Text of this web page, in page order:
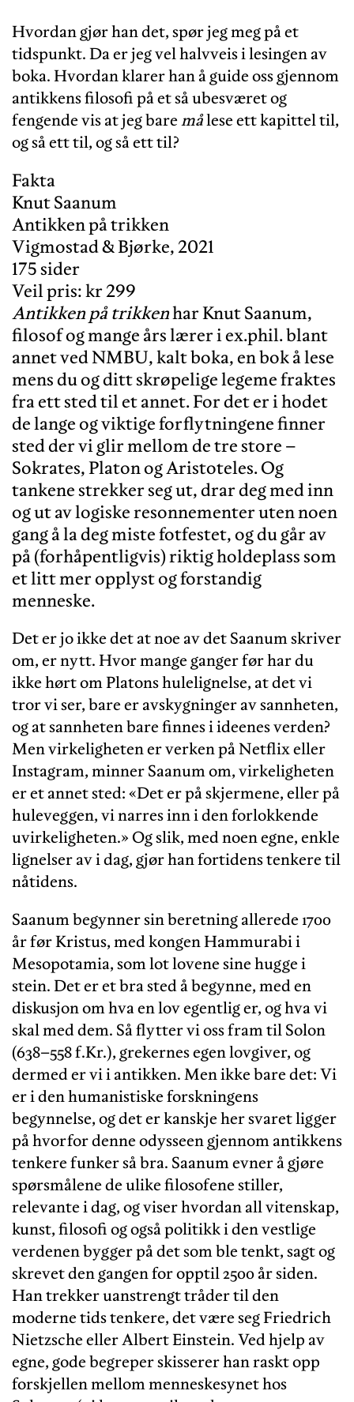
Hvordan gjør han det, spør jeg meg på et
tidspunkt. Da er jeg vel halvveis i lesingen av
boka. Hvordan klarer han å guide oss gjennom
antikkens filosofi på et så ubesværet og
fengende vis at jeg baremålese ett kapittel til,
og så ett til, og så ett til?
Fakta
Knut Saanum
Antikken på trikken
Vigmostad & Bjørke, 2021
175 sider
Veil pris: kr 299
Antikken på trikkenhar Knut Saanum,
filosof og mange års lærer i ex.phil. blant
annet ved NMBU, kalt boka, en bok å lese
mens du og ditt skrøpelige legeme fraktes
fra ett sted til et annet. For det er i hodet
de lange og viktige forflytningene finner
sted der vi glir mellom de tre store –
Sokrates, Platon og Aristoteles. Og
tankene strekker seg ut, drar deg med inn
og ut av logiske resonnementer uten noen
gang å la deg miste fotfestet, og du går av
på (forhåpentligvis) riktig holdeplass som
et litt mer opplyst og forstandig
menneske.
Det er jo ikke det at noe av det Saanum skriver
om, er nytt. Hvor mange ganger før har du
ikke hørt om Platons hulelignelse, at det vi
tror vi ser, bare er avskygninger av sannheten,
og at sannheten bare finnes i ideenes verden?
Men virkeligheten er verken på Netflix eller
Instagram, minner Saanum om, virkeligheten
er et annet sted: «Det er på skjermene, eller på
huleveggen, vi narres inn i den forlokkende
uvirkeligheten.» Og slik, med noen egne, enkle
lignelser av i dag, gjør han fortidens tenkere til
nåtidens.
Saanum begynner sin beretning allerede 1700
år før Kristus, med kongen Hammurabi i
Mesopotamia, som lot lovene sine hugge i
stein. Det er et bra sted å begynne, med en
diskusjon om hva en lov egentlig er, og hva vi
skal med dem. Så flytter vi oss fram til Solon
(638–558 f.Kr.), grekernes egen lovgiver, og
dermed er vi i antikken. Men ikke bare det: Vi
er i den humanistiske forskningens
begynnelse, og det er kanskje her svaret ligger
på hvorfor denne odysseen gjennom antikkens
tenkere funker så bra. Saanum evner å gjøre
spørsmålene de ulike filosofene stiller,
relevante i dag, og viser hvordan all vitenskap,
kunst, filosofi og også politikk i den vestlige
verdenen bygger på det som ble tenkt, sagt og
skrevet den gangen for opptil 2500 år siden.
Han trekker uanstrengt tråder til den
moderne tids tenkere, det være seg Friedrich
Nietzsche eller Albert Einstein. Ved hjelp av
egne, gode begreper skisserer han raskt opp
forskjellen mellom menneskesynet hos